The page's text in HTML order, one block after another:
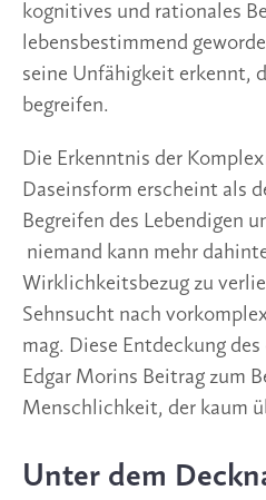
kognitives und rationales
lebensbestimmend
seine Unfähigkeit erkennt,
begreifen.
Die Erkenntnis der
Daseinsform erscheint als
Begreifen des Lebendigen
niemand kann mehr
Wirklichkeitsbezug zu
Sehnsucht nach
mag. Diese Entdeckung
Edgar Morins Beitrag zum
Menschlichkeit, der kaum
Unter dem